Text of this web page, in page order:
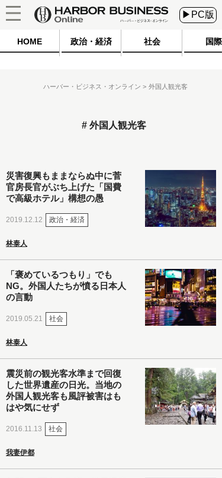
▶PC版
HOME 政治・経済 社会 国際
ハーバー・ビジネス・オンライン 外国人観光客
外国人観光客
災害復興もままならぬ中に菅
官房長官がぶち上げた「国費
で高級ホテル」構想の愚
2019.12.12 政治・経済
林泰人
「褒めているつもり」でも
NG。外国人たちが憤る日本人
の言動
2019.05.21 社会
林泰人
震災前の観光客水準まで回復
した世界遺産の日光。当地の
外国人観光客も風評被害はも
はや気にせず
2016.11.13 社会
我妻伊都